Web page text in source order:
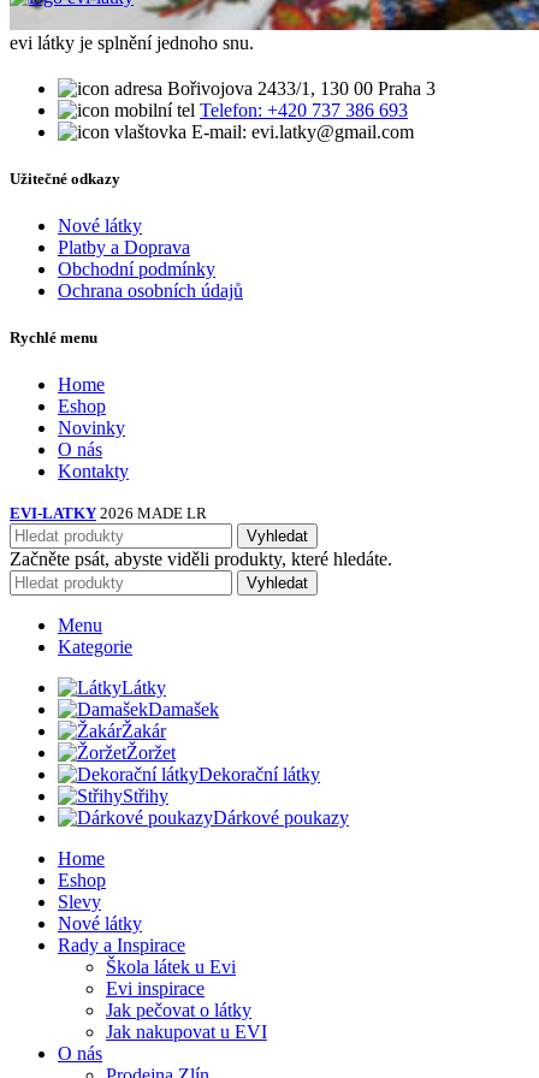
evi látky je splnění jednoho snu.
Bořivojova 2433/1, 130 00 Praha 3
Telefon: +420 737 386 693
E-mail: evi.latky@gmail.com
Užitečné odkazy
Nové látky
Platby a Doprava
Obchodní podmínky
Ochrana osobních údajů
Rychlé menu
Home
Eshop
Novinky
O nás
Kontakty
EVI-LATKY 2026 MADE LR
Vyhledat
Začněte psát, abyste viděli produkty, které hledáte.
Vyhledat
Menu
Kategorie
Látky
Damašek
Žakár
Žoržet
Dekorační látky
Střihy
Dárkové poukazy
Home
Eshop
Slevy
Nové látky
Rady a Inspirace
Škola látek u Evi
Evi inspirace
Jak pečovat o látky
Jak nakupovat u EVI
O nás